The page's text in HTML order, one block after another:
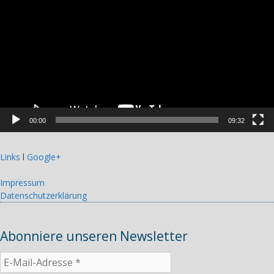
00:00 09:32
Links l Google+
Impressum
Datenschutzerklärung
Abonniere unseren Newsletter